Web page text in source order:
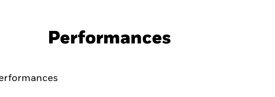
Key Facts Managers
Performances